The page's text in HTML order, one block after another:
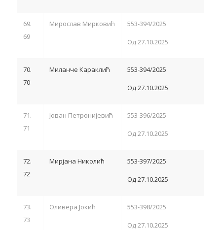
69.
69
Мирослав Мирковић 553-394/2025
Од 27.10.2025
70.
70
Миланче Караклић 553-394/2025
Од 27.10.2025
71.
71
Јован Петронијевић 553-396/2025
Од 27.10.2025
72.
72
Мирјана Николић 553-397/2025
Од 27.10.2025
73.
73
Оливера Јокић 553-398/2025
Од 27.10.2025